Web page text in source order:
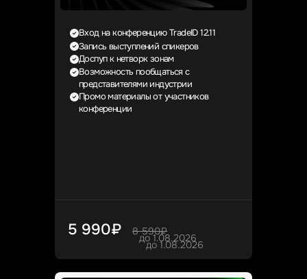
5 990₽
Вход на конференцию TradeID 12.11
Запись выступлений спикеров
Доспуп к нетворк зонам
Возможность пообщаться с
представителями индустрии
Промо материалы от участников
конференции
8 590₽
до 1.08.2026
до 1.08.2026